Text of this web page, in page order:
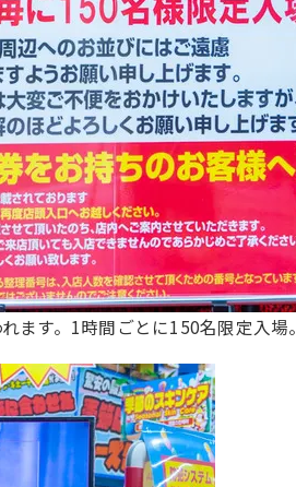
ます。1時間ごとに150名限定入場。